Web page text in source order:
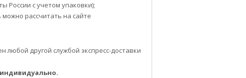
России с учетом упаковки);
можно рассчитать на сайте
другой службой экспресс-доставки